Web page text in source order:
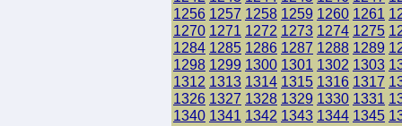
1256 1257 1258 1259 1260 1261
1270 1271 1272 1273 1274 1275
1284 1285 1286 1287 1288 1289
1298 1299 1300 1301 1302 1303
1312 1313 1314 1315 1316 1317
1326 1327 1328 1329 1330 1331
1340 1341 1342 1343 1344 1345